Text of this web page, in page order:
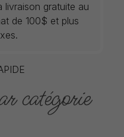
livraison gratuite au
de 100$ et plus
catégorie